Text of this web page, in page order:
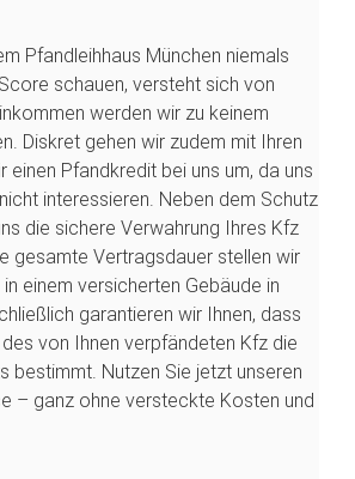
Pfandleihhaus München niemals
schauen, versteht sich von
werden wir zu keinem
Diskret gehen wir zudem mit Ihren
einen Pfandkredit bei uns um, da uns
interessieren. Neben dem Schutz
die sichere Verwahrung Ihres Kfz
gesamte Vertragsdauer stellen wir
einem versicherten Gebäude in
garantieren wir Ihnen, dass
von Ihnen verpfändeten Kfz die
bestimmt. Nutzen Sie jetzt unseren
– ganz ohne versteckte Kosten und